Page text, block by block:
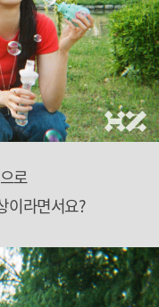
로
이라면서요?